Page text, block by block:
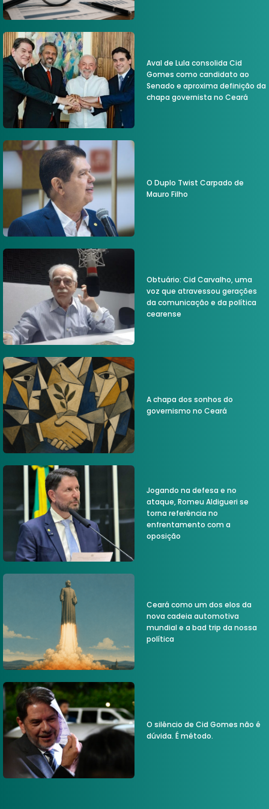
Aval de Lula consolida Cid
Gomes como candidato ao
Senado e aproxima definição da
chapa governista no Ceará
O Duplo Twist Carpado de
Mauro Filho
Obtuário: Cid Carvalho, uma
voz que atravessou gerações
da comunicação e da política
cearense
A chapa dos sonhos do
governismo no Ceará
Jogando na defesa e no
ataque, Romeu Aldigueri se
torna referência no
enfrentamento com a
oposição
Ceará como um dos elos da
nova cadeia automotiva
mundial e a bad trip da nossa
política
O silêncio de Cid Gomes não é
dúvida. É método.